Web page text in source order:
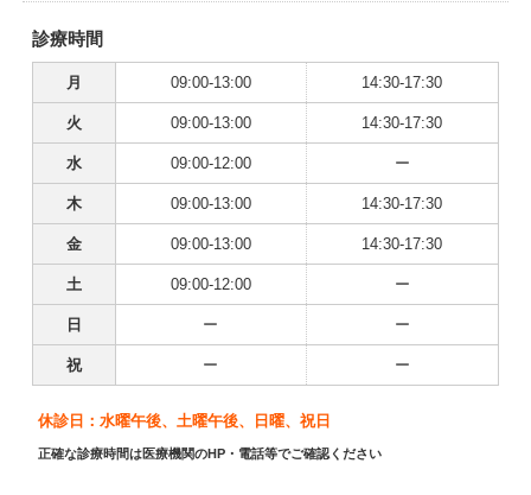
診療時間
月 09:00-13:00 14:30-17:30
火 09:00-13:00 14:30-17:30
水 09:00-12:00 ー
木 09:00-13:00 14:30-17:30
金 09:00-13:00 14:30-17:30
土 09:00-12:00 ー
日 ー ー
祝 ー ー
休診日：水曜午後、土曜午後、日曜、祝日
正確な診療時間は医療機関のHP・電話等でご確認ください